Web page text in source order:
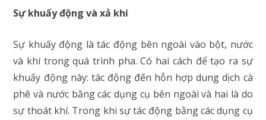
Sự khuấy động và xả khí
Sự khuấy động là tác động bên ngoài vào bột, nước
và khí trong quá trình pha. Có hai cách để tạo ra sự
khuấy động này: tác động đến hỗn hợp dung dịch cà
phê và nước bằng các dụng cụ bên ngoài và hai là do
sự thoát khí. Trong khi sự tác động bằng các dụng cụ